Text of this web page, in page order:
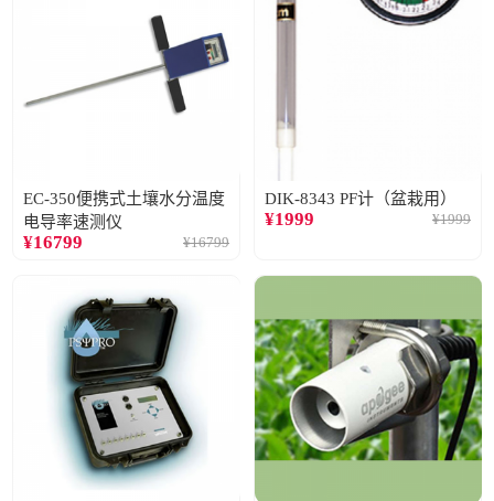
EC-350便携式土壤水分温度
电导率速测仪
¥16799 ¥16799
DIK-8343 PF计（盆栽用）
¥1999 ¥1999